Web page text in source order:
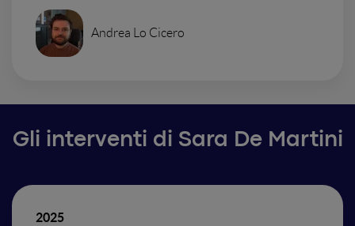
Andrea Lo Cicero
Gli interventi di Sara De Martini
2025